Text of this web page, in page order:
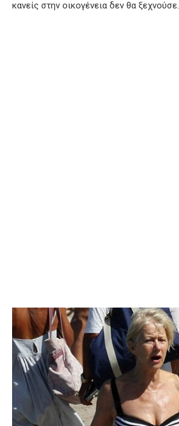
κανείς στην οικογένεια δεν θα ξεχνούσε.